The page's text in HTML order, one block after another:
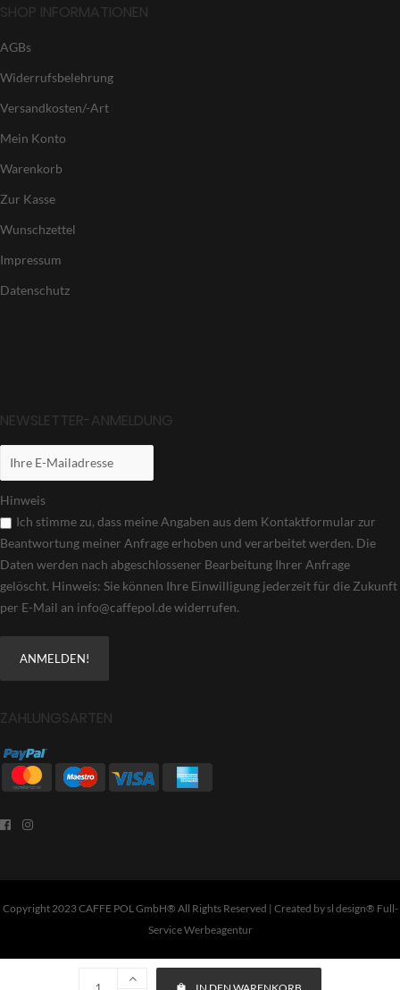
SHOP INFORMATIONEN
AGBs
Widerrufsbelehrung
Versandkosten/-Art
Mein Konto
Warenkorb
Zur Kasse
Wunschzettel
Impressum
Datenschutz
NEWSLETTER-ANMELDUNG
Hinweis
Ich stimme zu, dass meine Angaben aus dem Kontaktformular zur
Beantwortung meiner Anfrage erhoben und verarbeitet werden. Die
Daten werden nach abgeschlossener Bearbeitung Ihrer Anfrage
gelöscht. Hinweis: Sie können Ihre Einwilligung jederzeit für die Zukunft
per E-Mail an info@caffepol.de widerrufen.
ZAHLUNGSARTEN
Copyright 2023 CAFFE POL GmbH® All Rights Reserved | Created bysl design® Full-
Service Werbeagentur